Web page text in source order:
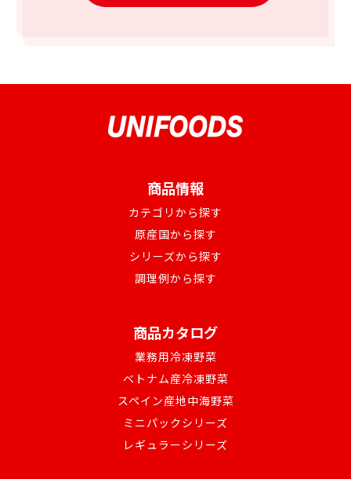
商品情報
カテゴリから探す
原産国から探す
シリーズから探す
調理例から探す
商品カタログ
業務用冷凍野菜
ベトナム産冷凍野菜
スペイン産地中海野菜
ミニパックシリーズ
レギュラーシリーズ